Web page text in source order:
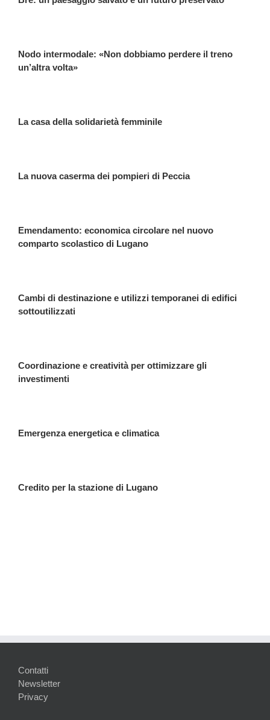
Nodo intermodale: «Non dobbiamo perdere il treno
un’altra volta»
La casa della solidarietà femminile
La nuova caserma dei pompieri di Peccia
Emendamento: economica circolare nel nuovo
comparto scolastico di Lugano
Cambi di destinazione e utilizzi temporanei di edifici
sottoutilizzati
Coordinazione e creatività per ottimizzare gli
investimenti
Emergenza energetica e climatica
Credito per la stazione di Lugano
Contatti
Newsletter
Privacy